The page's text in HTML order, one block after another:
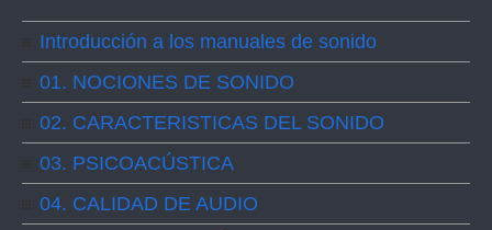
Introducción a los manuales de sonido
01. NOCIONES DE SONIDO
02. CARACTERISTICAS DEL SONIDO
03. PSICOACÚSTICA
04. CALIDAD DE AUDIO